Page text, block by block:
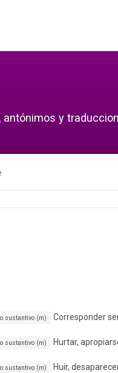
antónimos y
sustantivo (m) Corresponder
sustantivo (m) Hurtar,
sustantivo (m) Huir,